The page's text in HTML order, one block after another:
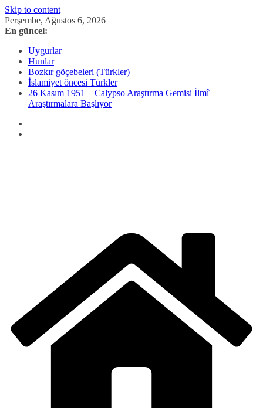
Skip to content
Perşembe, Ağustos 6, 2026
En güncel:
Uygurlar
Hunlar
Bozkır göçebeleri (Türkler)
İslamiyet öncesi Türkler
26 Kasım 1951 – Calypso Araştırma Gemisi İlmî
Araştırmalara Başlıyor